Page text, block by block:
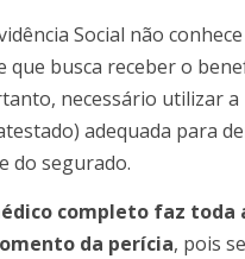
Social não
que busca receber o
necessário utilizar a
adequada para
do segurado.
completo faz toda
da perícia, pois